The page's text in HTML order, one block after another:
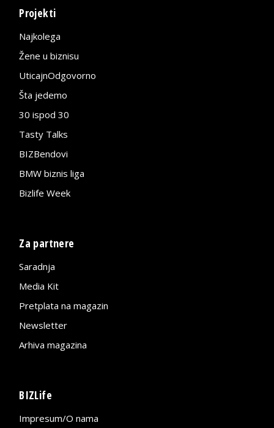
Projekti
Najkolega
Žene u biznisu
UticajnOdgovorno
Šta jedemo
30 ispod 30
Tasty Talks
BIZBendovi
BMW biznis liga
Bizlife Week
Za partnere
Saradnja
Media Kit
Pretplata na magazin
Newsletter
Arhiva magazina
BIZLife
Impresum/O nama